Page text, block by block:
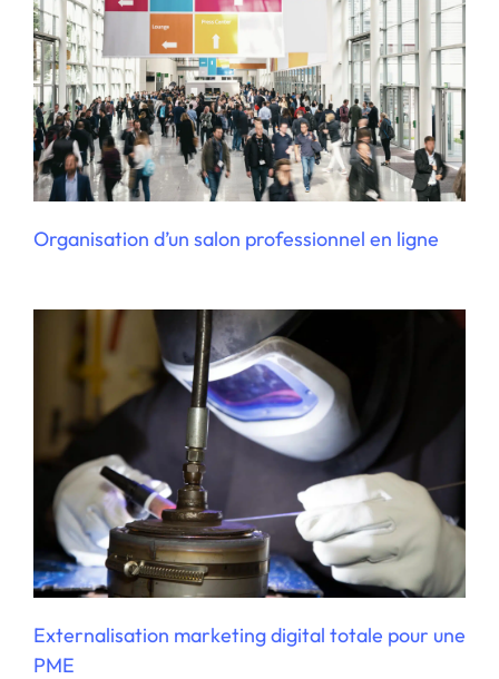
Organisation d’un salon professionnel en ligne
Externalisation marketing digital totale
pour une PME
Externalisation marketing digital totale pour une
PME
Stratégie digitale pour un éditeur de
logiciel